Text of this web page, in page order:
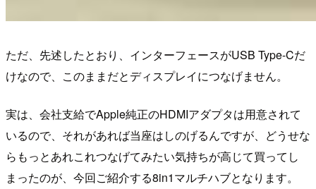
ただ、先述したとおり、インターフェースがUSB Type-Cだ
けなので、このままだとディスプレイにつなげません。
実は、会社支給でApple純正のHDMIアダプタは用意されて
いるので、それがあれば当座はしのげるんですが、どうせな
らもっとあれこれつなげてみたい気持ちが高じて買ってし
まったのが、今回ご紹介する8in1マルチハブとなります。